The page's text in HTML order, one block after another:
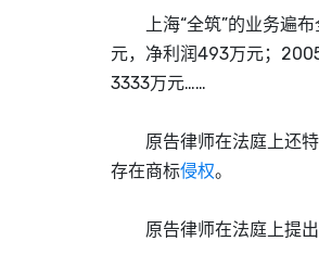
上海“全筑”的业务遍布
元，净利润493万元；
3333万元……
原告律师在法庭上还特
存在商标侵权。
原告律师在法庭上提出